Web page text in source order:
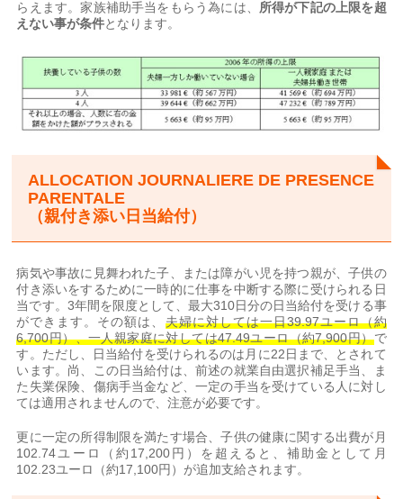
らえます。家族補助手当をもらう為には、 所得が下記の上限を超
えない事が条件となります。
ALLOCATION JOURNALIERE DE PRESENCE
PARENTALE
（親付き添い日当給付）
病気や事故に見舞われた子、または障がい児を持つ親が、子供の
付き添いをするために一時的に仕事を中断する際に受けられる日
当です。3年間を限度として、最大310日分の日当給付を受ける事
ができます。その額は、 夫婦に対しては一日39.97ユーロ（約
6,700円）、一人親家庭に対しては47.49ユーロ（約7,900円）で
す。ただし、日当給付を受けられるのは月に22日まで、とされて
います。尚、この日当給付は、前述の就業自由選択補足手当、ま
た失業保険、傷病手当金など、一定の手当を受けている人に対し
ては適用されませんので、注意が必要です。
更に一定の所得制限を満たす場合、子供の健康に関する出費が月
102.74ユーロ（約17,200円）を超えると、補助金として月
102.23ユーロ（約17,100円）が追加支給されます。